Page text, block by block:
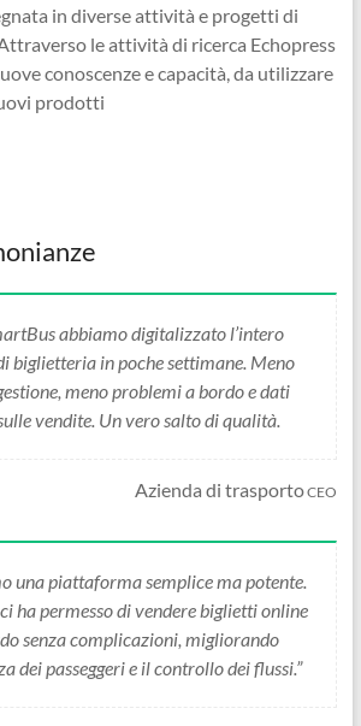
in diverse attività e progetti di
le attività di ricerca Echopress
conoscenze e capacità, da utilizzare
prodotti
abbiamo digitalizzato l’intero
biglietteria in poche settimane. Meno
meno problemi a bordo e dati
vendite. Un vero salto di qualità.
Azienda di trasportoCEO
una piattaforma semplice ma potente.
ha permesso di vendere biglietti online
senza complicazioni, migliorando
dei passeggeri e il controllo dei flussi.”